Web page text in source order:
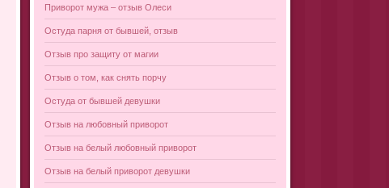
Приворот мужа – отзыв Олеси
Остуда парня от бывшей, отзыв
Отзыв про защиту от магии
Отзыв о том, как снять порчу
Остуда от бывшей девушки
Отзыв на любовный приворот
Отзыв на белый любовный приворот
Отзыв на белый приворот девушки